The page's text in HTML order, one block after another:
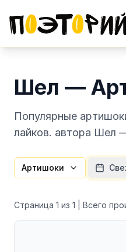
Шел —
Популярные
лайков. автора Шел
Артишоки
Страница 1 из 1 | Всего